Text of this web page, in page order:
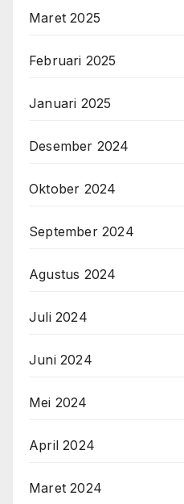
Maret 2025
Februari 2025
Januari 2025
Desember 2024
Oktober 2024
September 2024
Agustus 2024
Juli 2024
Juni 2024
Mei 2024
April 2024
Maret 2024